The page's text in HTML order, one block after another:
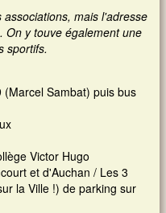
mais l'adresse
On y touve également une
sportifs.
Sambat) puis bus
Victor Hugo
et d'Auchan / Les 3
la Ville !) de parking sur